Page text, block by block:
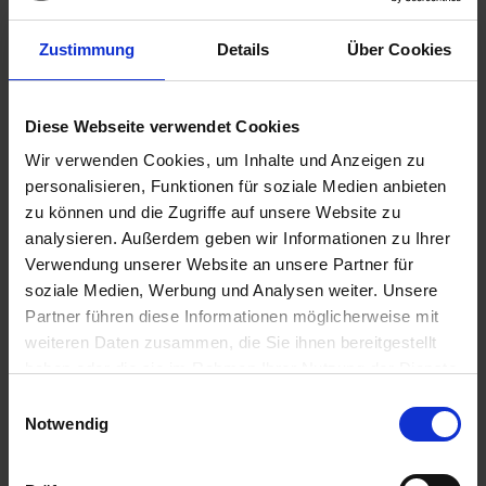
Zustimmung Details Über Cookies
Diese Webseite verwendet Cookies
Wir verwenden Cookies, um Inhalte und Anzeigen zu
personalisieren, Funktionen für soziale Medien anbieten
zu können und die Zugriffe auf unsere Website zu
analysieren. Außerdem geben wir Informationen zu Ihrer
Verwendung unserer Website an unsere Partner für
soziale Medien, Werbung und Analysen weiter. Unsere
Partner führen diese Informationen möglicherweise mit
weiteren Daten zusammen, die Sie ihnen bereitgestellt
Notwendig
Mini-Haus